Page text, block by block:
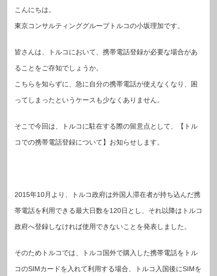
こんにちは。
東京コンサルティンググループトルコの小坂理加です。
皆さんは、トルコにおいて、携帯電話登録が必要な場合があ
ることをご存知でしょうか。
こちらを知らずに、急に自分の携帯電話が使えなくなり、困
ってしまったというケースも少なくありません。
そこで今回は、トルコに駐在する際の留意点として、【トル
コでの携帯電話登録について】お知らせします。
2015年10月より、トルコ政府は外国人滞在者が持ち込んだ携
帯電話を利用できる最大日数を120日とし、それ以降はトルコ
政府へ登録しなければ使用できないことを発表しました。
そのためトルコでは、トルコ国外で購入した携帯電話をトル
コのSIMカードを入れて利用する場合、トルコ入国後にSIMを